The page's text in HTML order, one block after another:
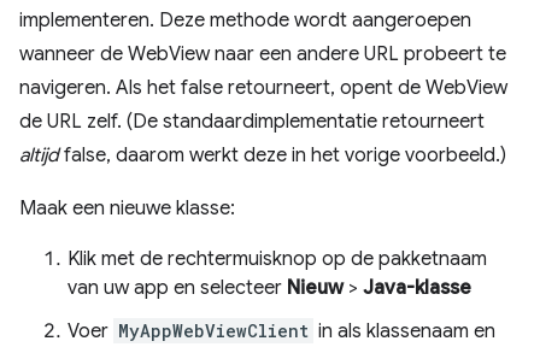
implementeren. Deze methode wordt aangeroepen
wanneer de WebView naar een andere URL probeert te
navigeren. Als het false retourneert, opent de WebView
de URL zelf. (De standaardimplementatie retourneert
altijdfalse, daarom werkt deze in het vorige voorbeeld.)
Maak een nieuwe klasse:
Klik met de rechtermuisknop op de pakketnaam
van uw app en selecteer Nieuw> Java-klasse
Voer MyAppWebViewClient in als klassenaam en